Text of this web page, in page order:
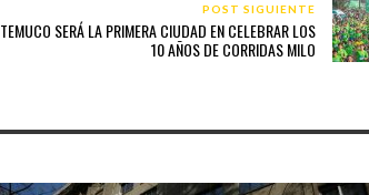
POST SIGUIENTE
TEMUCO SERÁ LA PRIMERA CIUDAD EN CELEBRAR LOS
10 AÑOS DE CORRIDAS MILO